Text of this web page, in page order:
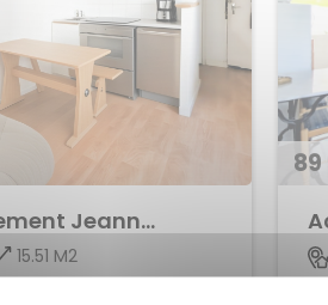
Achat Appartement Jeanne d'Arc
15.51 M2